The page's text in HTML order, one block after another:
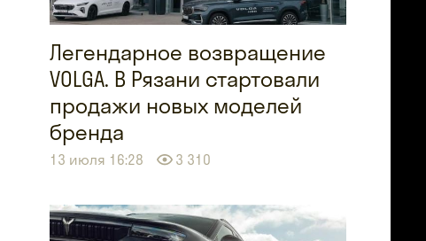
Легендарное возвращение
VOLGA. В Рязани стартовали
продажи новых моделей
бренда
13 июля 16:28 3 310